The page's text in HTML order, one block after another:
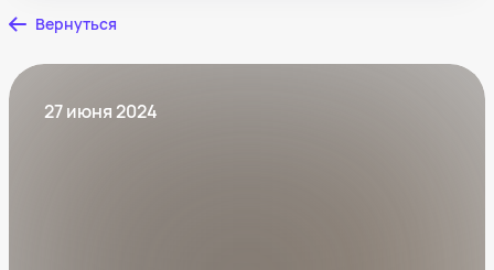
Вернуться
27 июня 2024